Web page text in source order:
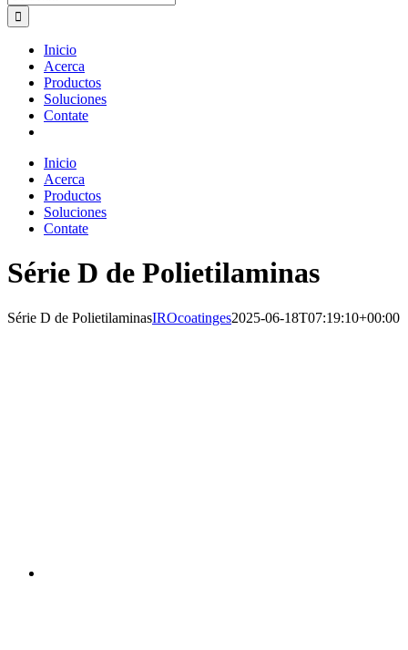
for:
Inicio
Acerca
Productos
Soluciones
Contate
Inicio
Acerca
Productos
Soluciones
Contate
Série D de Polietilaminas
Série D de PolietilaminasIROcoatinges2025-06-18T07:19:10+00:00